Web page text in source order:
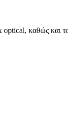
καθώς και